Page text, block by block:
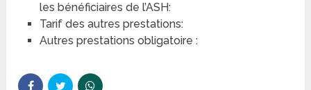
les bénéficiaires de l’ASH:
Tarif des autres prestations:
Autres prestations obligatoire :